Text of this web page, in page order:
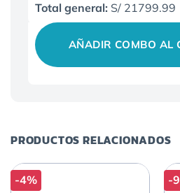
Total general: S/ 21799.99
AÑADIR COMBO AL
PRODUCTOS RELACIONADOS
-4% -